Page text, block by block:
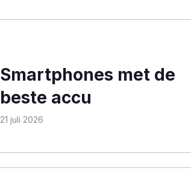
Smartphones met de
beste accu
21 juli 2026